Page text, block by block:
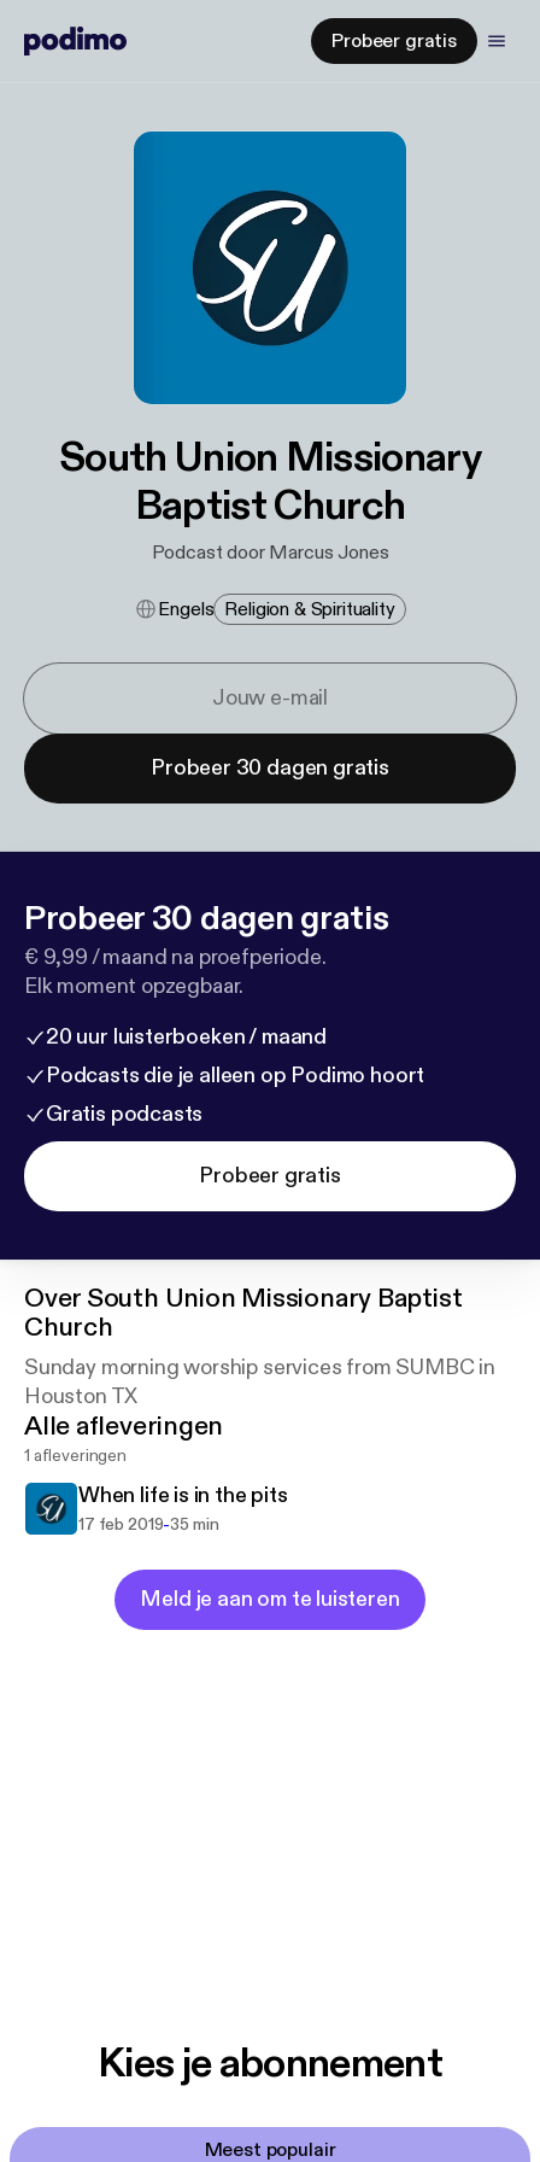
Probeer gratis
South Union Missionary
Baptist Church
Podcast door Marcus Jones
Engels Religion & Spirituality
Probeer 30 dagen gratis
Probeer 30 dagen gratis
€ 9,99 / maand na proefperiode.
Elk moment opzegbaar.
20 uur luisterboeken / maand
Podcasts die je alleen op Podimo hoort
Gratis podcasts
Probeer gratis
Over South Union Missionary Baptist
Church
Sunday morning worship services from SUMBC in
Houston TX
Alle afleveringen
1 afleveringen
When life is in the pits
17 feb 2019-35 min
Meld je aan om te luisteren
Kies je abonnement
Meest populair